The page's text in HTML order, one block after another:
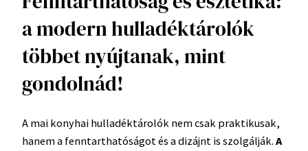
a modern hulladéktárolók
többet nyújtanak, mint
gondolnád!
A mai konyhai hulladéktárolók nem csak praktikusak,
hanem a fenntarthatóságot és a dizájnt is szolgálják. A